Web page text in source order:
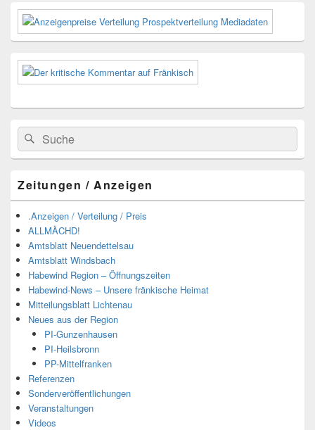
Primärer
Seitenleisten-
Widgetbereich
Suchen
nach:
Suchen
Zeitungen / Anzeigen
.Anzeigen / Verteilung / Preis
ALLMÄCHD!
Amtsblatt Neuendettelsau
Amtsblatt Windsbach
Habewind Region – Öffnungszeiten
Habewind-News – Unsere fränkische Heimat
Mitteilungsblatt Lichtenau
Neues aus der Region
PI-Gunzenhausen
PI-Heilsbronn
PP-Mittelfranken
Referenzen
Sonderveröffentlichungen
Veranstaltungen
Videos